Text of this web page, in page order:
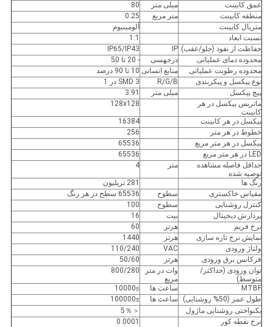
عمق کابینت میلی متر
80
منطقه کابینت
متر مربع
0.25
متریال کابینت
آلومینیوم
نسبت ابعاد
1:1
حفاظت از نفوذ (جلو/عقب) IP
IP65/IP43
محدوده دمای عملیاتی
درجهسی
- 20 تا 50
محدوده رطوبت عملیاتی
منابع انسانی 10 تا 90 درصد
نوع پیکسل و پیکربندی
R/G/B
SMD 3 در 1
پیچ پیکسل
میلی متر
3.91
ماتریس پیکسل در هر
کابینت
128x128
پیکسل در هر کابینت
16384
خطوط در هر متر
256
پیکسل در هر متر مربع
65536
LED در هر متر مربع
65536
حداقل فاصله مشاهده
توصیه شده
متر 4
رنگ ها
281 تریلیون
مقیاس خاکستری
سطوح
65536 سطح در هر رنگ
کنترل روشنایی
سطوح
100
پردازش دیجیتال
بیت
16
نرخ فریم
هرتز
60
نمایش نرخ تازه سازی
هرتز
1440
ولتاژ ورودی
VAC
110/240
فرکانس برق ورودی
هرتز
50/60
توان ورودی (حداکثر/
متوسط)
وات در متر
مربع
800/280
MTBF ساعت ها
≥10000
طول عمر (50% روشنایی)
ساعت ها
≥100000
یکنواختی روشنایی ماژول
＜5％
نرخ نقطه کور
0.0001